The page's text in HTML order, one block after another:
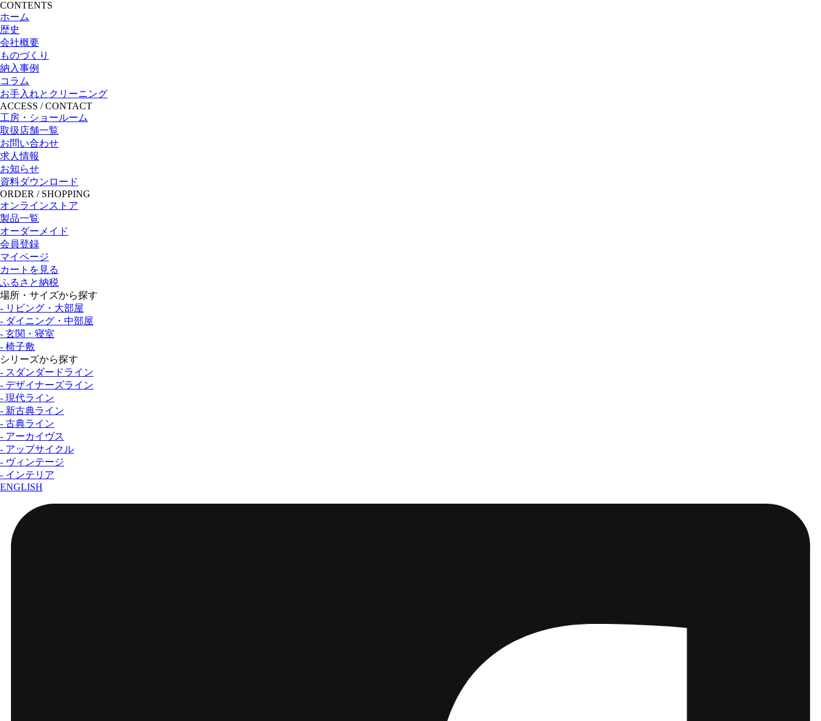
CONTENTS
ホーム
歴史
会社概要
ものづくり
納入事例
コラム
お手入れとクリーニング
ACCESS / CONTACT
工房・ショールーム
取扱店舗一覧
お問い合わせ
求人情報
お知らせ
資料ダウンロード
ORDER / SHOPPING
オンラインストア
製品一覧
オーダーメイド
会員登録
マイページ
カートを見る
ふるさと納税
場所・サイズから探す
- リビング・大部屋
- ダイニング・中部屋
- 玄関・寝室
- 椅子敷
シリーズから探す
- スダンダードライン
- デザイナーズライン
- 現代ライン
- 新古典ライン
- 古典ライン
- アーカイヴス
- アップサイクル
- ヴィンテージ
- インテリア
ENGLISH